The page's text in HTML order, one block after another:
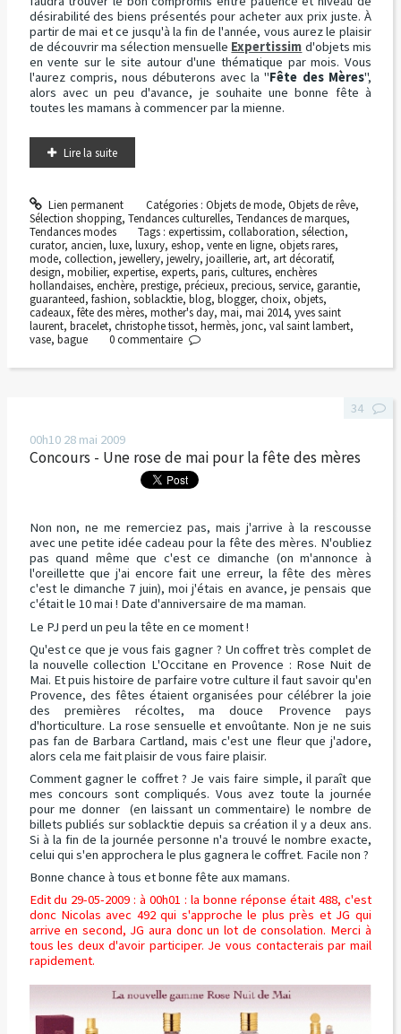
désirabilité des biens présentés pour acheter aux prix juste. À
partir de mai et ce jusqu'à la fin de l'année, vous aurez le plaisir
de découvrir ma sélection mensuelle Expertissim d'objets mis
en vente sur le site autour d'une thématique par mois. Vous
l'aurez compris, nous débuterons avec la "Fête des Mères",
alors avec un peu d'avance, je souhaite une bonne fête à
toutes les mamans à commencer par la mienne.
Lire la suite
Lien permanent Catégories : Objets de mode, Objets de rêve,
Sélection shopping, Tendances culturelles, Tendances de marques,
Tendances modes
Tags :expertissim,collaboration,sélection,
curator, ancien, luxe, luxury, eshop, vente en ligne, objets rares,
mode, collection, jewellery, jewelry, joaillerie, art, art décoratif,
design, mobilier, expertise, experts, paris, cultures, enchères
hollandaises, enchère, prestige, précieux, precious, service, garantie,
guaranteed, fashion, soblacktie, blog, blogger, choix, objets,
cadeaux, fête des mères, mother's day, mai, mai 2014, yves saint
laurent, bracelet, christophe tissot, hermès, jonc, val saint lambert,
vase, bague 0commentaire
00h10 28 mai 2009
Concours - Une rose de mai pour la fête des mères
Non non, ne me remerciez pas, mais j'arrive à la rescousse
avec une petite idée cadeau pour la fête des mères. N'oubliez
pas quand même que c'est ce dimanche (on m'annonce à
l'oreillette que j'ai encore fait une erreur, la fête des mères
c'est le dimanche 7 juin), moi j'étais en avance, je pensais que
c'était le 10 mai ! Date d'anniversaire de ma maman.
Le PJ perd un peu la tête en ce moment !
Qu'est ce que je vous fais gagner ? Un coffret très complet de
la nouvelle collection L'Occitane en Provence : Rose Nuit de
Mai. Et puis histoire de parfaire votre culture il faut savoir qu'en
Provence, des fêtes étaient organisées pour célébrer la joie
des premières récoltes, ma douce Provence pays
d'horticulture. La rose sensuelle et envoûtante. Non je ne suis
pas fan de Barbara Cartland, mais c'est une fleur que j'adore,
alors cela me fait plaisir de vous faire plaisir.
Comment gagner le coffret ? Je vais faire simple, il paraît que
mes concours sont compliqués. Vous avez toute la journée
pour me donner (en laissant un commentaire) le nombre de
billets publiés sur soblacktie depuis sa création il y a deux ans.
Si à la fin de la journée personne n'a trouvé le nombre exacte,
celui qui s'en approchera le plus gagnera le coffret. Facile non ?
Bonne chance à tous et bonne fête aux mamans.
Edit du 29-05-2009 : à 00h01 : la bonne réponse était 488, c'est
donc Nicolas avec 492 qui s'approche le plus près et JG qui
arrive en second, JG aura donc un lot de consolation. Merci à
tous les deux d'avoir participer. Je vous contacterais par mail
rapidement.
34